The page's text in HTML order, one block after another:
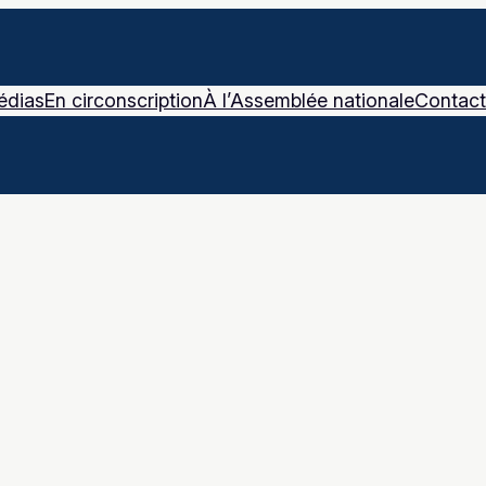
En circonscriptionÀ l’Assemblée nationaleContact